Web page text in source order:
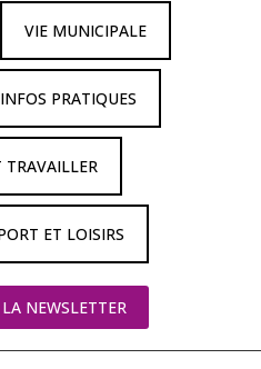
VIE MUNICIPALE
PRATIQUES
TRAVAILLER
ET LOISIRS
NEWSLETTER